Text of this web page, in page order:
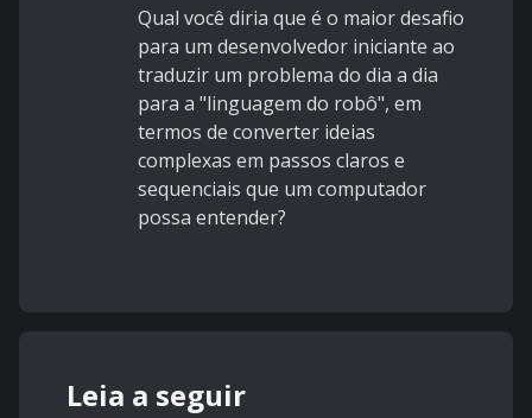
Qual você diria que é o maior desafio
para um desenvolvedor iniciante ao
traduzir um problema do dia a dia
para a "linguagem do robô", em
termos de converter ideias
complexas em passos claros e
sequenciais que um computador
possa entender?
Leia a seguir